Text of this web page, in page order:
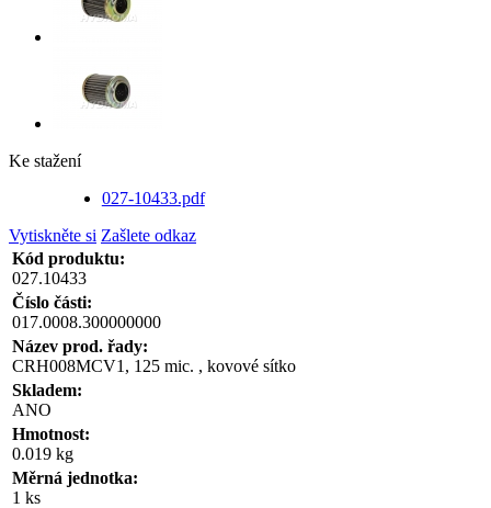
Ke stažení
027-10433.pdf
Vytiskněte si Zašlete odkaz
Kód produktu:
027.10433
Číslo části:
017.0008.300000000
Název prod. řady:
CRH008MCV1, 125 mic. , kovové sítko
Skladem:
ANO
Hmotnost:
0.019 kg
Měrná jednotka:
1 ks